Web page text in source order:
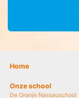
Home
Onze school
De Oranje Nassauschool